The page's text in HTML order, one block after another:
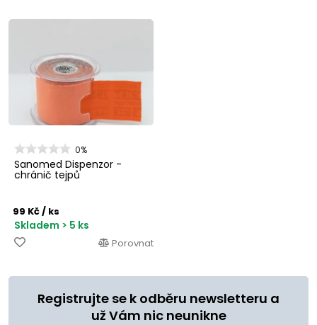
0%
Sanomed Dispenzor -
chránič tejpů
99 Kč/ ks
Skladem > 5 ks
Porovnat
Registrujte se k odběru newsletteru a
už Vám nic neunikne